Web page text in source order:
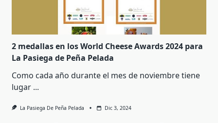
2 medallas en los World Cheese Awards 2024 para
La Pasiega de Peña Pelada
Como cada año durante el mes de noviembre tiene
lugar ...
La Pasiega De Peña Pelada Dic 3, 2024